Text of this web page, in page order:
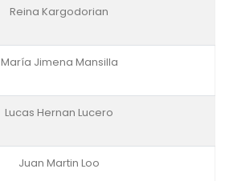
Reina Kargodorian
María Jimena Mansilla
Lucas Hernan Lucero
Juan Martin Loo